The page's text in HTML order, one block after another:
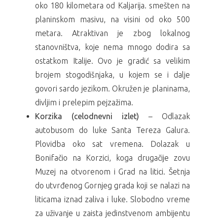
oko 180 kilometara od Kaljarija. smešten na
planinskom masivu, na visini od oko 500
metara. Atraktivan je zbog lokalnog
stanovništva, koje nema mnogo dodira sa
ostatkom Italije. Ovo je gradić sa velikim
brojem stogodišnjaka, u kojem se i dalje
govori sardo jezikom. Okružen je planinama,
divljim i prelepim pejzažima.
Korzika (celodnevni izlet) – Odlazak
autobusom do luke Santa Tereza Galura.
Plovidba oko sat vremena. Dolazak u
Bonifačio na Korzici, koga drugačije zovu
Muzej na otvorenom i Grad na litici. Šetnja
do utvrđenog Gornjeg grada koji se nalazi na
liticama iznad zaliva i luke. Slobodno vreme
za uživanje u zaista jedinstvenom ambijentu